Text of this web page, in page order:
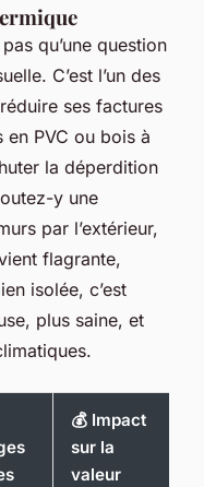
qu’une question
C’est l’un des
ses factures
en PVC ou bois à
la déperdition
y une
par l’extérieur,
flagrante,
isolée, c’est
plus saine, et
💰 Impact
sur la
valeur